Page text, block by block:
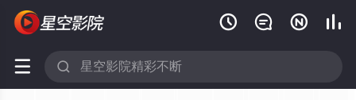
   
 